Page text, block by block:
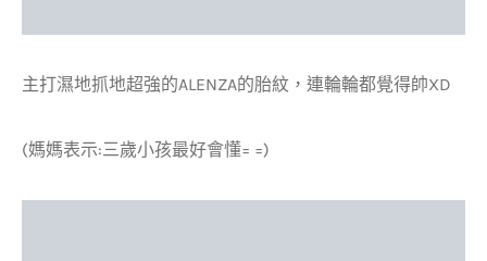
主打濕地抓地超強的ALENZA的胎紋，連輪輪都覺得帥XD
(媽媽表示:三歲小孩最好會懂= =)